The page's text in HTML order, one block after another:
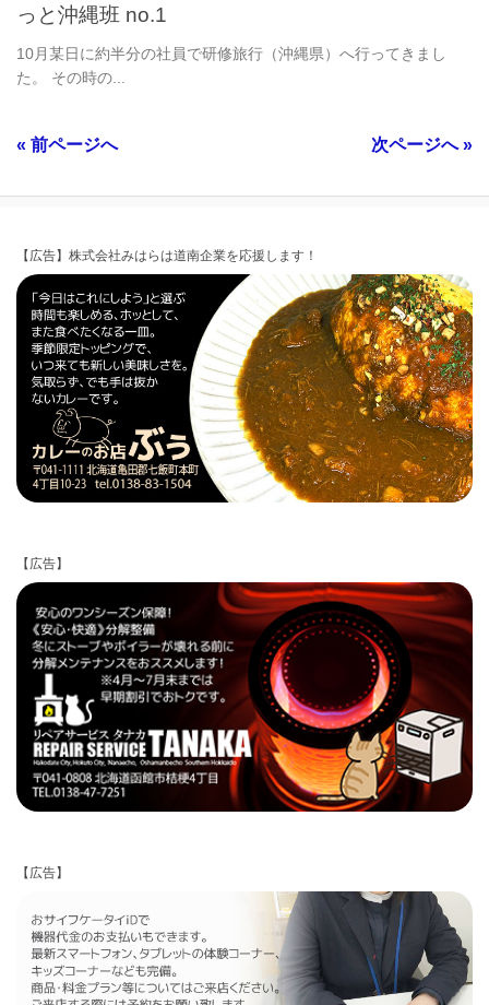
っと沖縄班 no.1
10月某日に約半分の社員で研修旅行（沖縄県）へ行ってきまし
た。 その時の...
« 前ページへ 次ページへ »
【広告】株式会社みはらは道南企業を応援します！
【広告】
【広告】